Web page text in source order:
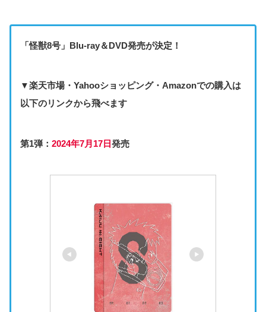
「怪獣8号 」Blu-ray＆DVD発売が決定！
▼楽天市場・Yahooショッピング・Amazonでの購入は
以下のリンクから飛べます
第1弾： 2024年7月17日発売